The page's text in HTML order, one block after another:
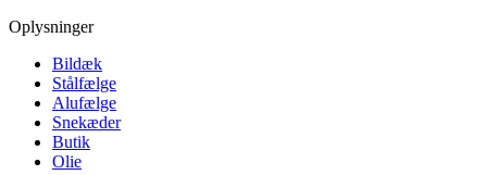
Oplysninger
Bildæk
Stålfælge
Alufælge
Snekæder
Butik
Olie